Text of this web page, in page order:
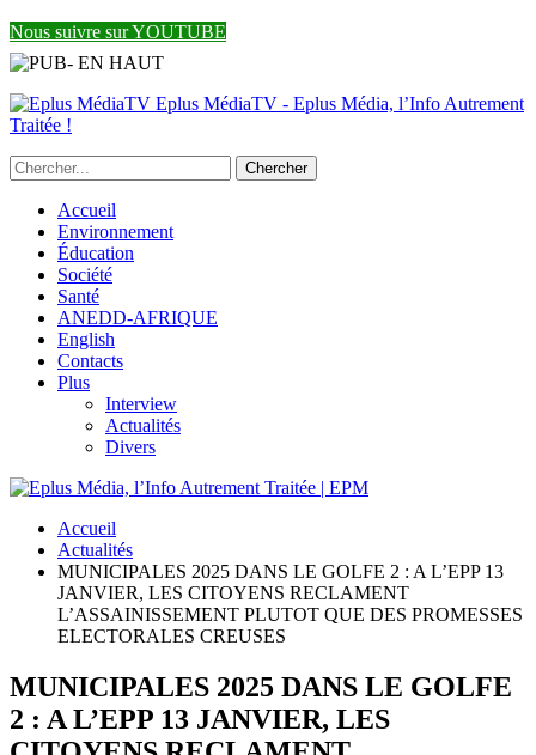
Nous suivre sur YOUTUBE
Eplus MédiaTV - Eplus Média, l’Info Autrement
Traitée !
Accueil
Environnement
Éducation
Société
Santé
ANEDD-AFRIQUE
English
Contacts
Plus
Interview
Actualités
Divers
Accueil
Actualités
MUNICIPALES 2025 DANS LE GOLFE 2 : A L’EPP 13
JANVIER, LES CITOYENS RECLAMENT
L’ASSAINISSEMENT PLUTOT QUE DES PROMESSES
ELECTORALES CREUSES
MUNICIPALES 2025 DANS LE GOLFE
2 : A L’EPP 13 JANVIER, LES